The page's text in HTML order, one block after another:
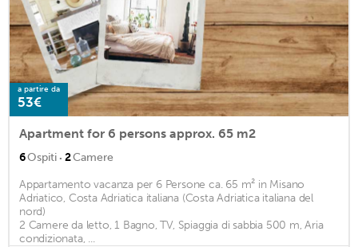
a partire da
53€
Apartment for 6 persons approx. 65 m2
6Ospiti · 2Camere
Appartamento vacanza per 6 Persone ca. 65 m² in Misano
Adriatico, Costa Adriatica italiana (Costa Adriatica italiana del
nord)
2 Camere da letto, 1 Bagno, TV, Spiaggia di sabbia 500 m, Aria
condizionata, ...